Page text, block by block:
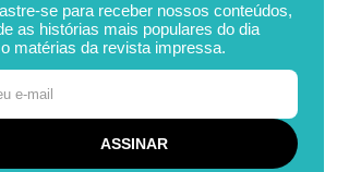
se para receber nossos conteúdos,
as histórias mais populares do dia
matérias da revista impressa.